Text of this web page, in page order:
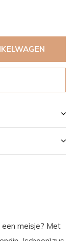
een meisje? Met